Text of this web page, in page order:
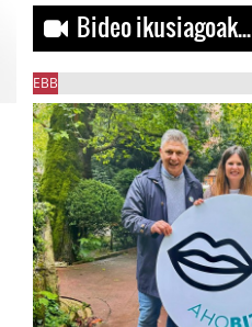
Bideo ikusiagoak...
EBB